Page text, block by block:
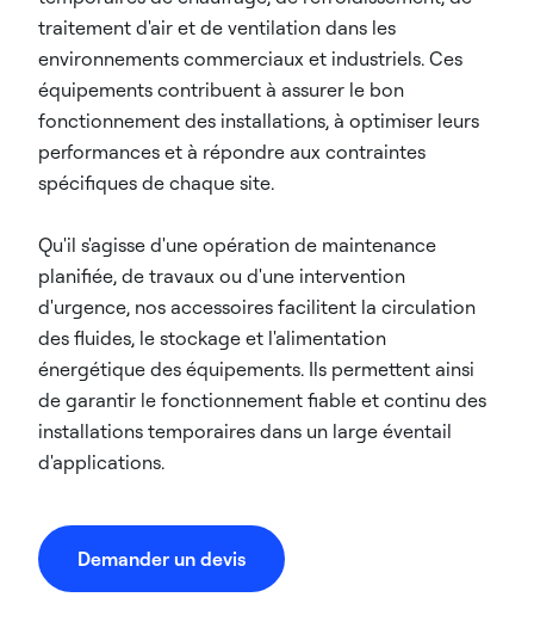
traitement d'air et de ventilation dans les
environnements commerciaux et industriels. Ces
équipements contribuent à assurer le bon
fonctionnement des installations, à optimiser leurs
performances et à répondre aux contraintes
spécifiques de chaque site.
Qu'il s'agisse d'une opération de maintenance
planifiée, de travaux ou d'une intervention
d'urgence, nos accessoires facilitent la circulation
des fluides, le stockage et l'alimentation
énergétique des équipements. Ils permettent ainsi
de garantir le fonctionnement fiable et continu des
installations temporaires dans un large éventail
d'applications.
Demander un devis